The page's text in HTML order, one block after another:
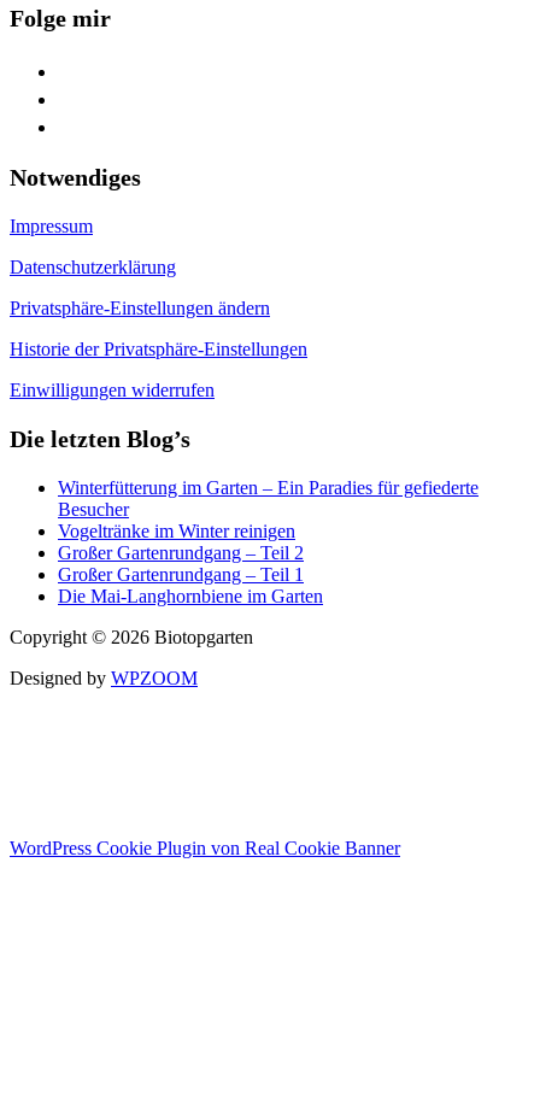
Folge mir
Notwendiges
Impressum
Datenschutzerklärung
Privatsphäre-Einstellungen ändern
Historie der Privatsphäre-Einstellungen
Einwilligungen widerrufen
Die letzten Blog’s
Winterfütterung im Garten – Ein Paradies für gefiederte
Besucher
Vogeltränke im Winter reinigen
Großer Gartenrundgang – Teil 2
Großer Gartenrundgang – Teil 1
Die Mai-Langhornbiene im Garten
Copyright © 2026 Biotopgarten
Designed by WPZOOM
WordPress Cookie Plugin von Real Cookie Banner